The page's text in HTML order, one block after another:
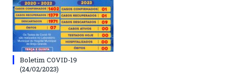
Boletim COVID-19
(24/02/2023)